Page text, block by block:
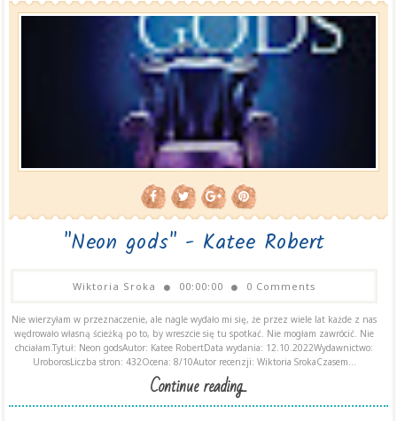
"Neon gods" - Katee Robert
Wiktoria Sroka 00:00:00 0 Comments
Nie wierzyłam w przeznaczenie, ale nagle wydało mi się, że przez wiele lat każde z nas
wędrowało własną ścieżką po to, by wreszcie się tu spotkać. Nie mogłam zawrócić. Nie
chciałam.Tytuł: Neon godsAutor: Katee RobertData wydania: 12.10.2022Wydawnictwo:
UroborosLiczba stron: 432Ocena: 8/10Autor recenzji: Wiktoria SrokaCzasem...
Continue reading...